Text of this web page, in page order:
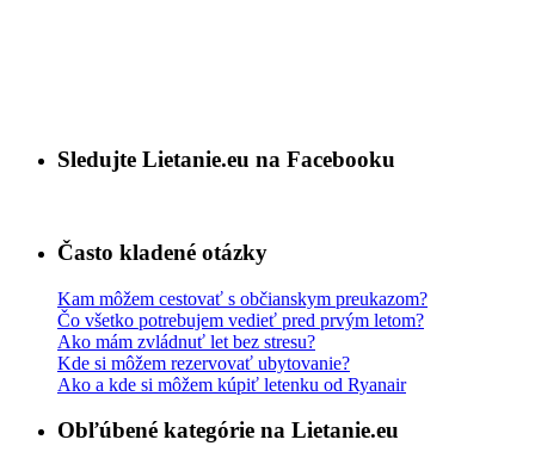
Sledujte Lietanie.eu na Facebooku
Často kladené otázky
Kam môžem cestovať s občianskym preukazom?
Čo všetko potrebujem vedieť pred prvým letom?
Ako mám zvládnuť let bez stresu?
Kde si môžem rezervovať ubytovanie?
Ako a kde si môžem kúpiť letenku od Ryanair
Obľúbené kategórie na Lietanie.eu